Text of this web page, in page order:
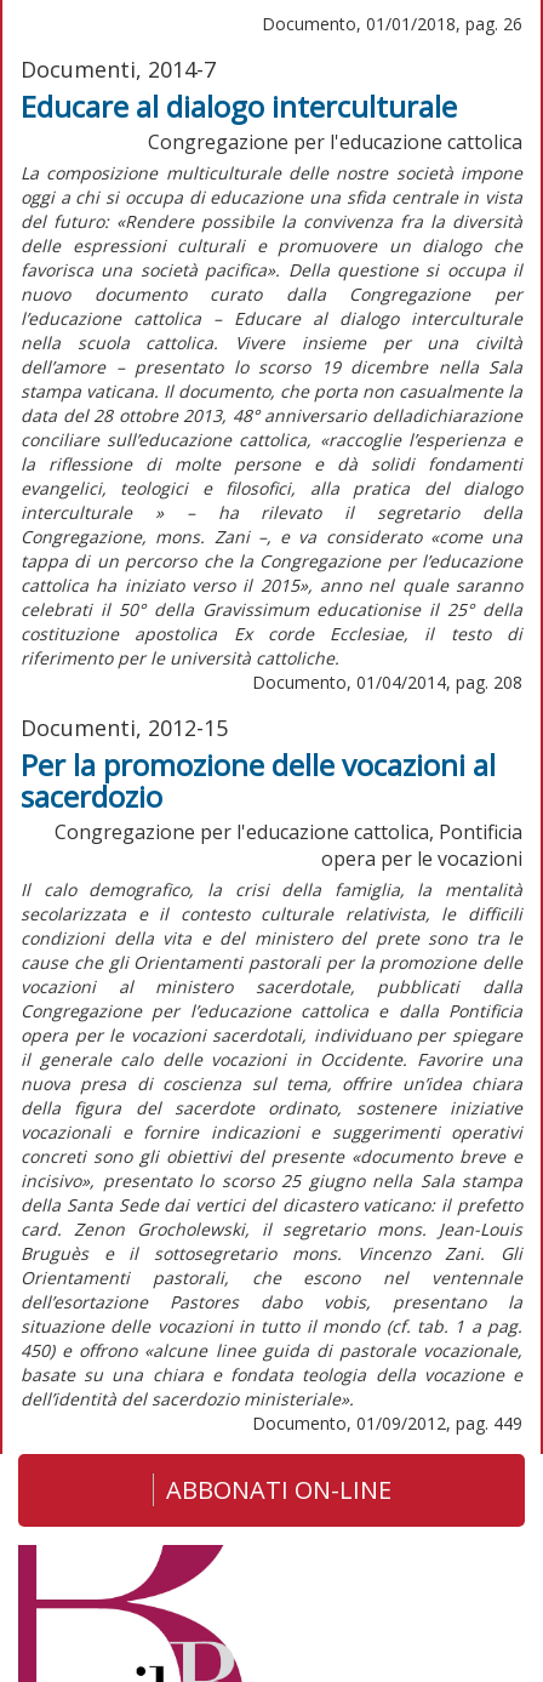
Documento, 01/01/2018, pag. 26
Documenti, 2014-7
Educare al dialogo interculturale
Congregazione per l'educazione cattolica
La composizione multiculturale delle nostre società impone
oggi a chi si occupa di educazione una sfida centrale in vista
del futuro: «Rendere possibile la convivenza fra la diversità
delle espressioni culturali e promuovere un dialogo che
favorisca una società pacifica». Della questione si occupa il
nuovo documento curato dalla Congregazione per
l’educazione cattolica – Educare al dialogo interculturale
nella scuola cattolica. Vivere insieme per una civiltà
dell’amore – presentato lo scorso 19 dicembre nella Sala
stampa vaticana. Il documento, che porta non casualmente la
data del 28 ottobre 2013, 48° anniversario delladichiarazione
conciliare sull’educazione cattolica, «raccoglie l’esperienza e
la riflessione di molte persone e dà solidi fondamenti
evangelici, teologici e filosofici, alla pratica del dialogo
interculturale » – ha rilevato il segretario della
Congregazione, mons. Zani –, e va considerato «come una
tappa di un percorso che la Congregazione per l’educazione
cattolica ha iniziato verso il 2015», anno nel quale saranno
celebrati il 50° della Gravissimum educationise il 25° della
costituzione apostolica Ex corde Ecclesiae, il testo di
riferimento per le università cattoliche.
Documento, 01/04/2014, pag. 208
Documenti, 2012-15
Per la promozione delle vocazioni al
sacerdozio
Congregazione per l'educazione cattolica, Pontificia
opera per le vocazioni
Il calo demografico, la crisi della famiglia, la mentalità
secolarizzata e il contesto culturale relativista, le difficili
condizioni della vita e del ministero del prete sono tra le
cause che gli Orientamenti pastorali per la promozione delle
vocazioni al ministero sacerdotale, pubblicati dalla
Congregazione per l’educazione cattolica e dalla Pontificia
opera per le vocazioni sacerdotali, individuano per spiegare
il generale calo delle vocazioni in Occidente. Favorire una
nuova presa di coscienza sul tema, offrire un’idea chiara
della figura del sacerdote ordinato, sostenere iniziative
vocazionali e fornire indicazioni e suggerimenti operativi
concreti sono gli obiettivi del presente «documento breve e
incisivo», presentato lo scorso 25 giugno nella Sala stampa
della Santa Sede dai vertici del dicastero vaticano: il prefetto
card. Zenon Grocholewski, il segretario mons. Jean-Louis
Bruguès e il sottosegretario mons. Vincenzo Zani. Gli
Orientamenti pastorali, che escono nel ventennale
dell’esortazione Pastores dabo vobis, presentano la
situazione delle vocazioni in tutto il mondo (cf. tab. 1 a pag.
450) e offrono «alcune linee guida di pastorale vocazionale,
basate su una chiara e fondata teologia della vocazione e
dell’identità del sacerdozio ministeriale».
Documento, 01/09/2012, pag. 449
ABBONATI ON-LINE